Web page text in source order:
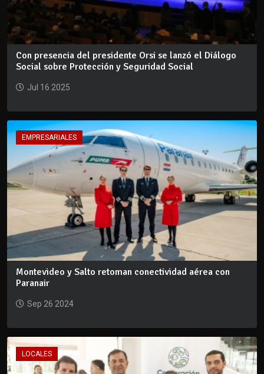
Con presencia del presidente Orsi se lanzó el Diálogo
Social sobre Protección y Seguridad Social
Jul 16 2025
EMPRESARIALES
Montevideo y Salto retoman conectividad aérea con
Paranair
Sep 26 2024
LOCALES